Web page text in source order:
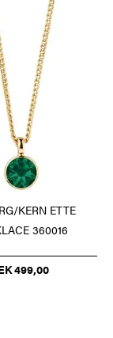
KERN ETTE
360016
499,00